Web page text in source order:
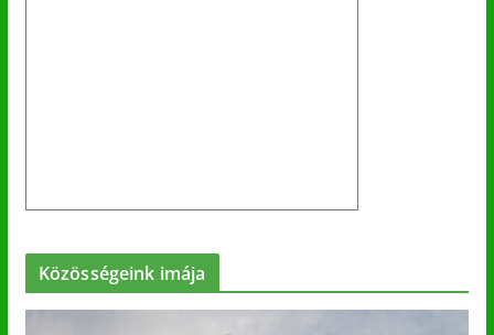
Közösségeink imája